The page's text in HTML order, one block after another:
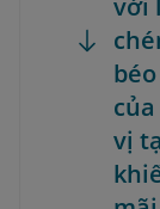
với
vị